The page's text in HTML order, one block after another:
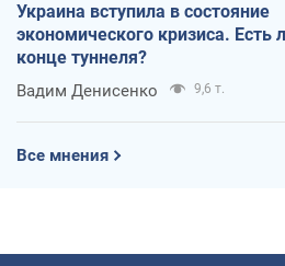
Украина вступила в состояние
экономического кризиса. Есть
конце туннеля?
Вадим Денисенко 9,6 т.
Все мнения